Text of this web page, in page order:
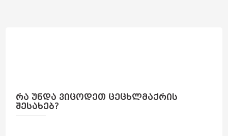
რა უნდა ვიცოდეთ ცეცხლმაქრის
შესახებ?